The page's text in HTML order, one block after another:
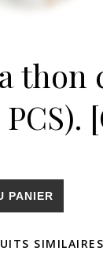
thon
PANIER
SIMILAIRES